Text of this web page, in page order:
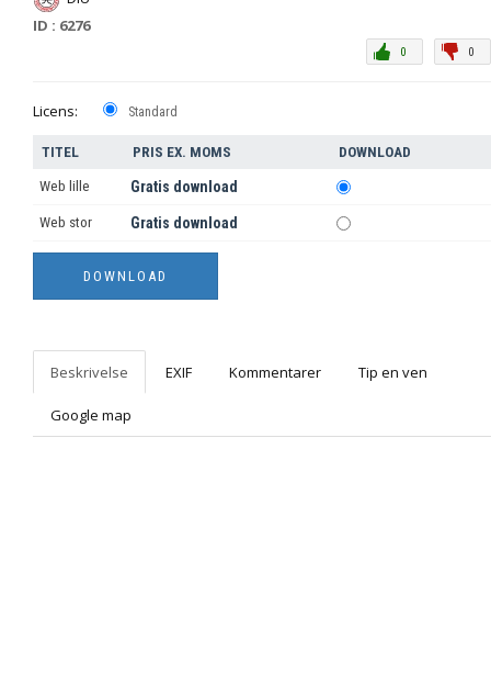
ID : 6276
0
0
Licens: Standard
TITEL PRIS EX. MOMS DOWNLOAD
Web lille Gratis download
Web stor Gratis download
Beskrivelse EXIF Kommentarer Tip en ven
Google map